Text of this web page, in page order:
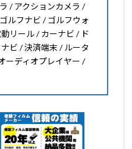
/ アクションカメラ /
ルフナビ / ゴルフウォ
リール / カーナビ / ド
ビ / 決済端末 / ルータ
ーディオプレイヤー /